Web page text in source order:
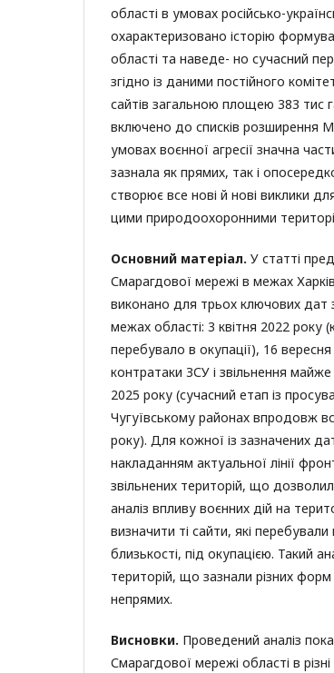
області в умовах російсько-
охарактеризовано історію
області та наведе- но сучасний
згідно із даними постійного
сайтів загальною площею 383 тис
включено до списків розширення
умовах воєнної агресії значна
зазнала як прямих, так і
створює все нові й нові виклики
цими природоохоронними
Основний матеріал. У статті
Смарагдової мережі в межах
виконано для трьох ключових дат
межах області: 3 квітня 2022 року
перебувало в окупації), 16 вересня
контратаки ЗСУ і звільнення майже
2025 року (сучасний етап із
Чугуївському районах впродовж
року). Для кожної із зазначених
накладанням актуальної лінії
звільнених територій, що
аналіз впливу воєнних дій на
визначити ті сайти, які
близькості, під окупацією. Такий
територій, що зазнали різних форм
непрямих.
Висновки. Проведений аналіз
Смарагдової мережі області в